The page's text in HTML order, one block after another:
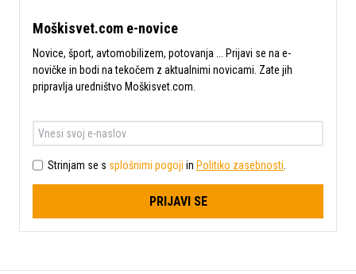
Moškisvet.com e-novice
Novice, šport, avtomobilizem, potovanja ... Prijavi se na e-
novičke in bodi na tekočem z aktualnimi novicami. Zate jih
pripravlja uredništvo Moškisvet.com.
Strinjam se s splošnimi pogoji in Politiko zasebnosti
PRIJAVI SE